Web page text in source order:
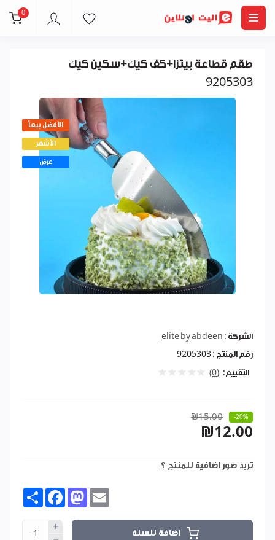
0
طقم قطاعة بيتزا+كف كيك+سكين كيك
9205303
الأفضل بيعاً
الأشهر
عرض
الشركة : elite by abdeen
رقم المنتج : 9205303
التقييم: (0)
₪15.00 -20%
₪12.00
تريد صور اضافية للمنتج ؟
Share FacebookMastodon
اضافة للسلة